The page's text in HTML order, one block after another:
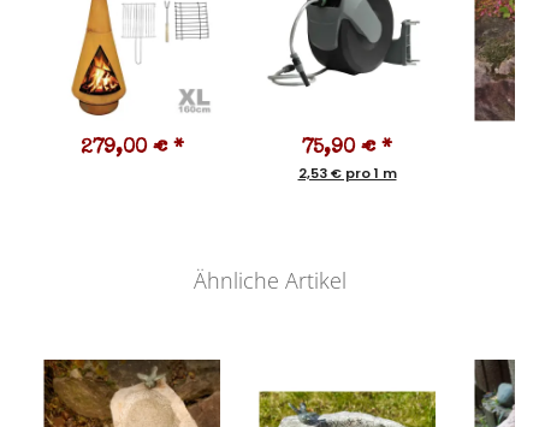
279,00 € * 75,90 € *
2,53 € pro 1 m
Ähnliche Artikel